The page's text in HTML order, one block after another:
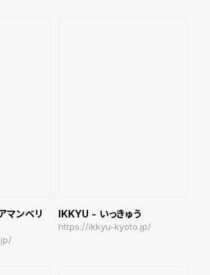
ンベリ
IKKYU - いっきゅう
https://ikkyu-kyoto.jp/